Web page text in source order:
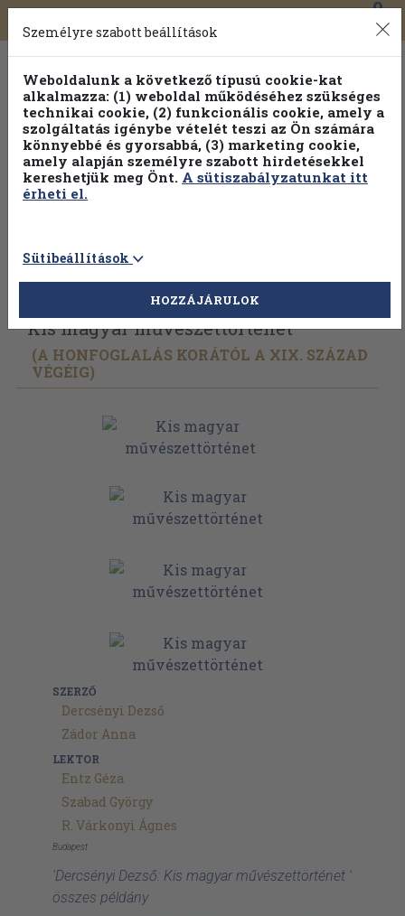
Toggle
navigation
0
Válogasson több mint 1.000.000 kiadványunk közül
100% kedvezménnyel!
Vissza az előző oldalra Válasszon példányt
Kis magyar művészettörténet
(A HONFOGLALÁS KORÁTÓL A XIX. SZÁZAD
VÉGÉIG)
SZERZŐ
Dercsényi Dezső
Zádor Anna
LEKTOR
Entz Géza
Szabad György
R. Várkonyi Ágnes
Budapest
'Dercsényi Dezső: Kis magyar művészettörténet '
összes példány
Személyre szabott beállítások
Weboldalunk a következő típusú cookie-kat
alkalmazza: (1) weboldal működéséhez szükséges
technikai cookie, (2) funkcionális cookie, amely a
szolgáltatás igénybe vételét teszi az Ön számára
könnyebbé és gyorsabbá, (3) marketing cookie,
amely alapján személyre szabott hirdetésekkel
kereshetjük meg Önt. A sütiszabályzatunkat itt
érheti el.
Sütibeállítások
HOZZÁJÁRULOK